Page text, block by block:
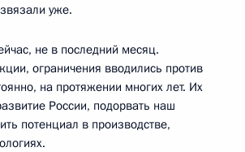
уже.
не в последний месяц.
ограничения вводились против
на протяжении многих лет. Их
России, подорвать наш
потенциал в производстве,